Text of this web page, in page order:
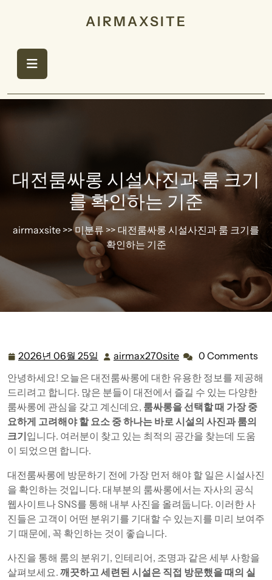
AIRMAXSITE
대전룸싸롱 시설사진과 룸 크기
를 확인하는 기준
airmaxsite >> 미분류 >> 대전룸싸롱 시설사진과 룸 크기를
확인하는 기준
2026년 06월 25일 2026
년
06
월
25
일
airmax270site airmax270site
0 Comments
안녕하세요! 오늘은 대전룸싸롱에 대한 유용한 정보를 제공해
드리려고 합니다. 많은 분들이 대전에서 즐길 수 있는 다양한
룸싸롱에 관심을 갖고 계신데요, 룸싸롱을 선택할 때 가장 중
요하게 고려해야 할 요소 중 하나는 바로 시설의 사진과 룸의
크기입니다. 여러분이 찾고 있는 최적의 공간을 찾는데 도움
이 되었으면 합니다.
대전룸싸롱에 방문하기 전에 가장 먼저 해야 할 일은 시설사진
을 확인하는 것입니다. 대부분의 룸싸롱에서는 자사의 공식
웹사이트나 SNS를 통해 내부 사진을 올려둡니다. 이러한 사
진들은 고객이 어떤 분위기를 기대할 수 있는지를 미리 보여주
기 때문에, 꼭 확인하는 것이 좋습니다.
사진을 통해 룸의 분위기, 인테리어, 조명과 같은 세부 사항을
살펴보세요. 깨끗하고 세련된 시설은 직접 방문했을 때의 실